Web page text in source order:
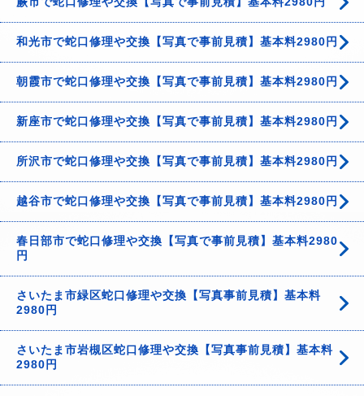
和光市で蛇口修理や交換【写真で事前見積】基本料2980円
朝霞市で蛇口修理や交換【写真で事前見積】基本料2980円
新座市で蛇口修理や交換【写真で事前見積】基本料2980円
所沢市で蛇口修理や交換【写真で事前見積】基本料2980円
越谷市で蛇口修理や交換【写真で事前見積】基本料2980円
春日部市で蛇口修理や交換【写真で事前見積】基本料2980
円
さいたま市緑区蛇口修理や交換【写真事前見積】基本料
2980円
さいたま市岩槻区蛇口修理や交換【写真事前見積】基本料
2980円